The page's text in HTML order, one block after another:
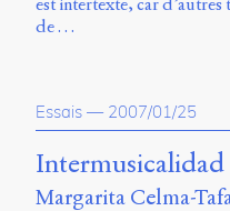
est intertexte, car d’autres
de …
Essais — 2007/01/25
Intermusicalidad
Margarita Celma-